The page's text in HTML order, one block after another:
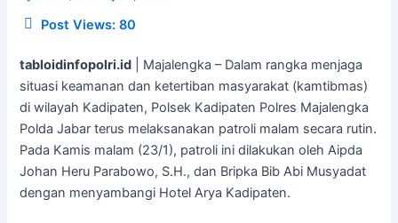
Post Views: 80
tabloidinfopolri.id | Majalengka – Dalam rangka menjaga
situasi keamanan dan ketertiban masyarakat (kamtibmas)
di wilayah Kadipaten, Polsek Kadipaten Polres Majalengka
Polda Jabar terus melaksanakan patroli malam secara rutin.
Pada Kamis malam (23/1), patroli ini dilakukan oleh Aipda
Johan Heru Parabowo, S.H., dan Bripka Bib Abi Musyadat
dengan menyambangi Hotel Arya Kadipaten.